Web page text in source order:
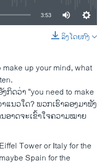
3:53
ລິງໂດຍກົງ
up your mind, what
ດ​ວ່າ “you need to make
ແນວ​ໃດ? ພວກ​ເຮົາລອງ​ມາ​ຟັງ
ອາດ​ຈະ​ເຂົ້າ​ໃຈ​ຄວາມ​ໝາຍ​
Tower or Italy for the
Spain for the